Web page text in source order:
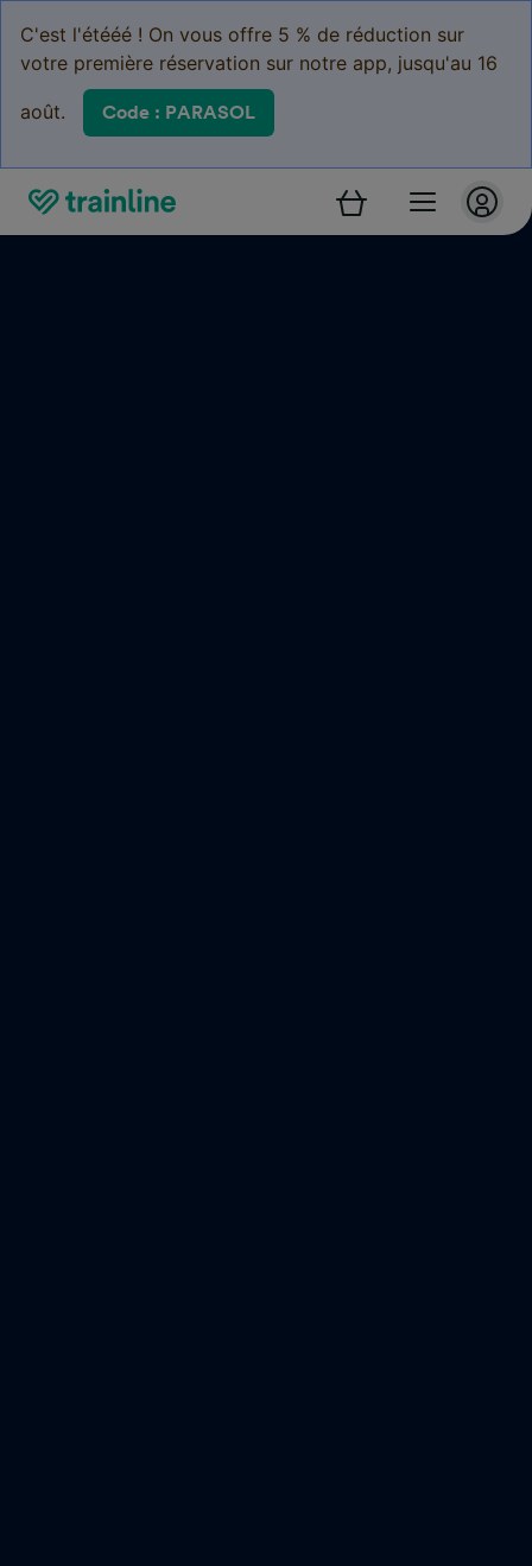
C'est l'étééé ! On vous offre 5 % de réduction sur
votre première réservation sur notre app, jusqu'au 16
août. Code : PARASOL